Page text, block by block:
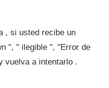
, si usted recibe un
", " ilegible ", "Error de
vuelva a intentarlo .